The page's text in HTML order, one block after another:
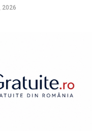
2026